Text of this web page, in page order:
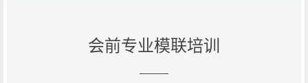
会前专业模联培训